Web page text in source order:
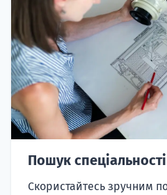
Пошук спеціальності
Скористайтесь зручним